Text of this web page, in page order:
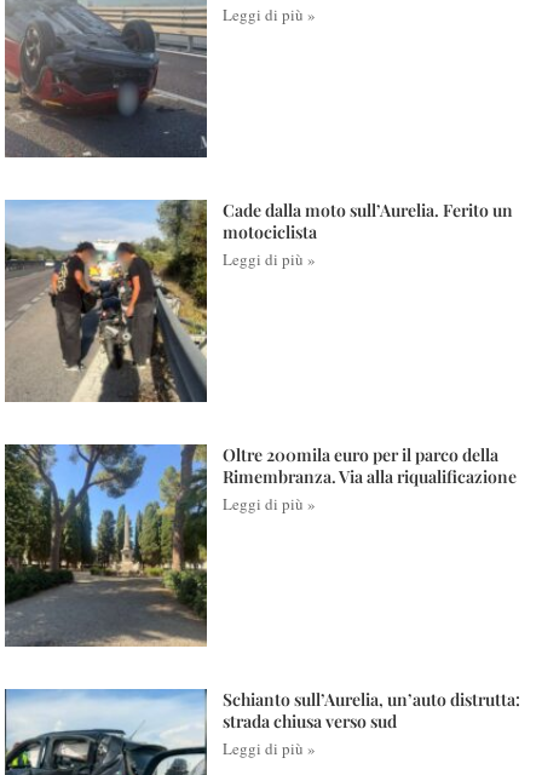
Leggi di più »
Cade dalla moto sull’Aurelia. Ferito un
motociclista
Leggi di più »
Oltre 200mila euro per il parco della
Rimembranza. Via alla riqualificazione
Leggi di più »
Schianto sull’Aurelia, un’auto distrutta:
strada chiusa verso sud
Leggi di più »